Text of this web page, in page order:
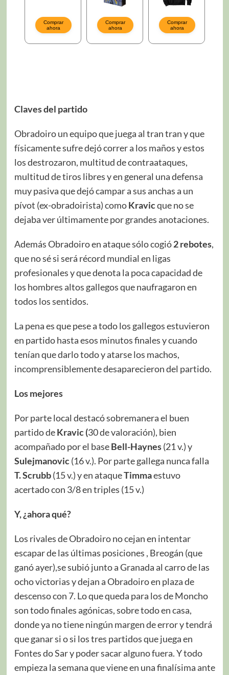
Claves del partido
Obradoiro un equipo que juega al tran tran y que
físicamente sufre dejó correr a los maños y estos
los destrozaron, multitud de contraataques,
multitud de tiros libres y en general una defensa
muy pasiva que dejó campar a sus anchas a un
pívot (ex-obradoirista) comoKravicque no se
dejaba ver últimamente por grandes anotaciones.
Además Obradoiro en ataque sólo cogió2 rebotes,
que no sé si será récord mundial en ligas
profesionales y que denota la poca capacidad de
los hombres altos gallegos que naufragaron en
todos los sentidos.
La pena es que pese a todo los gallegos estuvieron
en partido hasta esos minutos finales y cuando
tenían que darlo todo y atarse los machos,
incomprensiblemente desaparecieron del partido.
Los mejores
Por parte local destacó sobremanera el buen
partido deKravic (30 de valoración), bien
acompañado por el baseBell-Haynes(21 v.) y
Sulejmanovic(16 v.). Por parte gallega nunca falla
T. Scrubb(15 v.) y en ataqueTimmaestuvo
acertado con 3/8 en triples (15 v.)
Y, ¿ahora qué?
Los rivales de Obradoiro no cejan en intentar
escapar de las últimas posiciones , Breogán (que
ganó ayer),se subió junto a Granada al carro de las
ocho victorias y dejan a Obradoiro en plaza de
descenso con 7. Lo que queda para los de Moncho
son todo finales agónicas, sobre todo en casa,
donde ya no tiene ningún margen de error y tendrá
que ganar si o si los tres partidos que juega en
Fontes do Sar y poder sacar alguno fuera. Y todo
empieza la semana que viene en una finalísima ante